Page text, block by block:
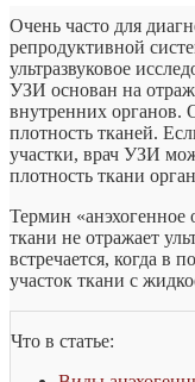
Очень часто для
репродуктивной
ультразвуковое
УЗИ основан на
внутренних органов.
плотность тканей.
участки, врач УЗИ
плотность ткани
Термин «анэхогенное
ткани не отражает
встречается, когда в
участок ткани с
Что в статье: